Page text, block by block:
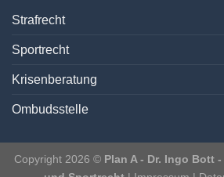
Strafrecht
Sportrecht
Krisenberatung
Ombudsstelle
Copyright 2026 © Plan A - Dr. Ingo Bott